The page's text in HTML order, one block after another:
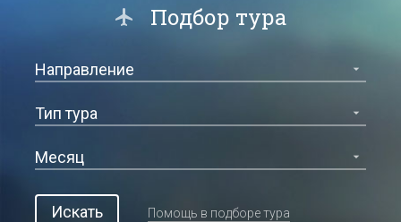
Подбор тура
Искать Помощь в подборе тура